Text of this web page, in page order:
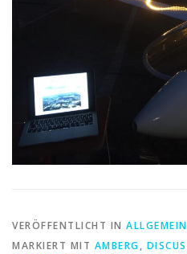
VERÖFFENTLICHT IN ALLGEMEIN
MARKIERT MIT AMBERG, DISCUS